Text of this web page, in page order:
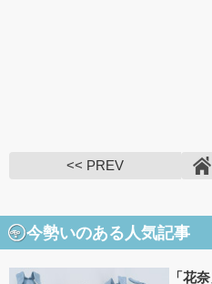
<< PREV
今勢いのある人気記事
「花